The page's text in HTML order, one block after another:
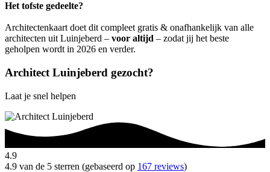
Het tofste gedeelte?
Architectenkaart doet dit compleet gratis & onafhankelijk van alle
architecten uit Luinjeberd – voor altijd – zodat jij het beste
geholpen wordt in 2026 en verder.
Architect Luinjeberd gezocht?
Laat je snel helpen
4.9
4.9 van de 5 sterren (gebaseerd op 167 reviews)